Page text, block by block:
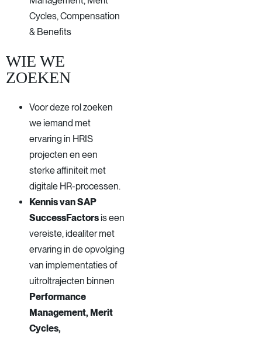
Cycles, Compensation
& Benefits
WIE WE
ZOEKEN
Voor deze rol zoeken
we iemand met
ervaring in HRIS
projecten en een
sterke affiniteit met
digitale HR-processen.
Kennis van SAP
SuccessFactorsis een
vereiste, idealiter met
ervaring in de opvolging
van implementaties of
uitroltrajecten binnen
Performance
Management, Merit
Cycles,